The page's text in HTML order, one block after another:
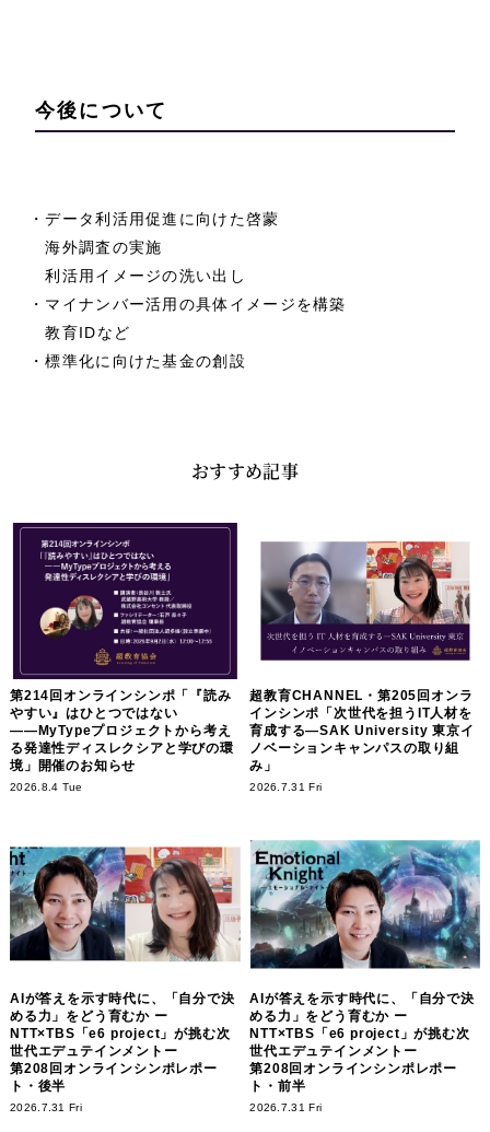
今後について
・データ利活用促進に向けた啓蒙
海外調査の実施
利活用イメージの洗い出し
・マイナンバー活用の具体イメージを構築
教育IDなど
・標準化に向けた基金の創設
おすすめ記事
第214回オンラインシンポ「『読み
やすい』はひとつではない
――MyTypeプロジェクトから考え
る発達性ディスレクシアと学びの環
境」開催のお知らせ
2026.8.4 Tue
超教育CHANNEL・第205回オンラ
インシンポ「次世代を担うIT人材を
育成する―SAK University 東京イ
ノベーションキャンパスの取り組
み」
2026.7.31 Fri
AIが答えを示す時代に、「自分で決
める力」をどう育むか ー
NTT×TBS「e6 project」が挑む次
世代エデュテインメントー
第208回オンラインシンポレポー
ト・後半
2026.7.31 Fri
AIが答えを示す時代に、「自分で決
める力」をどう育むか ー
NTT×TBS「e6 project」が挑む次
世代エデュテインメントー
第208回オンラインシンポレポー
ト・前半
2026.7.31 Fri